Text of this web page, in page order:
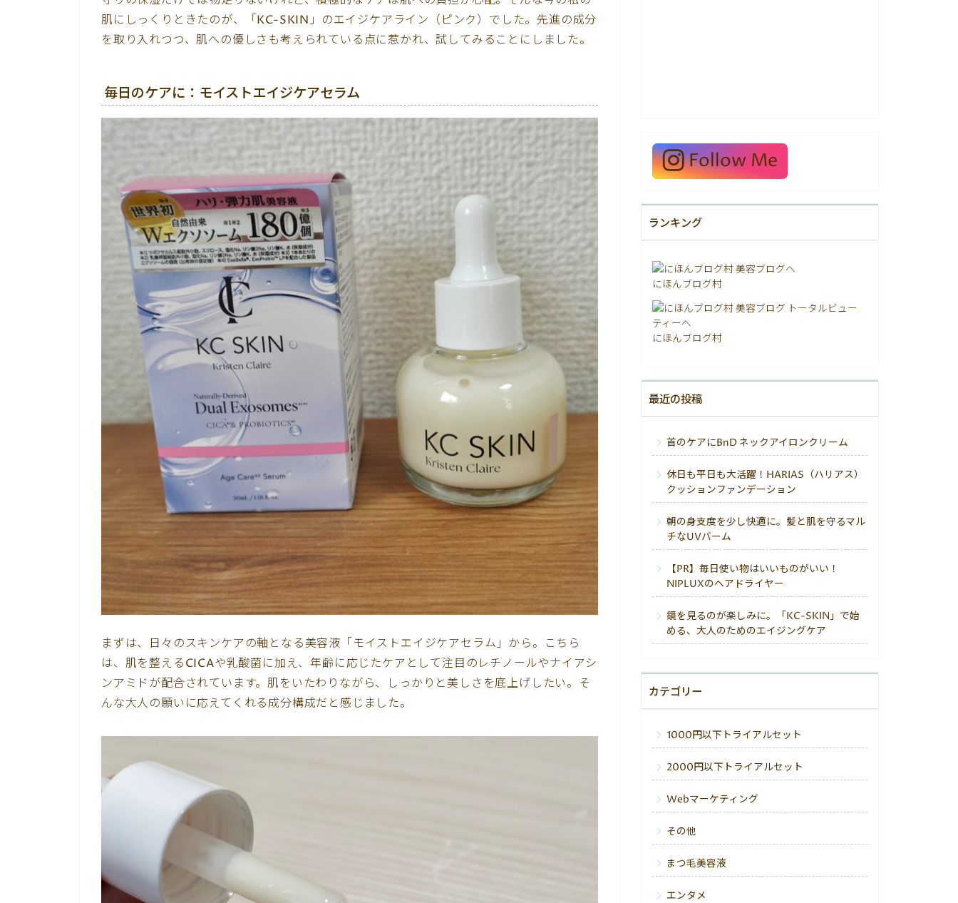
肌にしっくりときたのが、「KC-SKIN」のエイジケアライン（ピンク）でした。先進の成分
を取り入れつつ、肌への優しさも考えられている点に惹かれ、試してみることにしました。
毎日のケアに：モイストエイジケアセラム
まずは、日々のスキンケアの軸となる美容液「モイストエイジケアセラム」から。こちら
は、肌を整えるCICAや乳酸菌に加え、年齢に応じたケアとして注目のレチノールやナイアシ
ンアミドが配合されています。肌をいたわりながら、しっかりと美しさを底上げしたい。そ
んな大人の願いに応えてくれる成分構成だと感じました。
Follow Me
ランキング
にほんブログ村
にほんブログ村
最近の投稿
首のケアにBnD ネックアイロンクリーム
休日も平日も大活躍！HARIAS（ハリアス）
クッションファンデーション
朝の身支度を少し快適に。髪と肌を守るマル
チなUVバーム
【PR】毎日使い物はいいものがいい！
NIPLUXのヘアドライヤー
鏡を見るのが楽しみに。「KC-SKIN」で始
める、大人のためのエイジングケア
カテゴリー
1000円以下トライアルセット
2000円以下トライアルセット
Webマーケティング
その他
まつ毛美容液
エンタメ